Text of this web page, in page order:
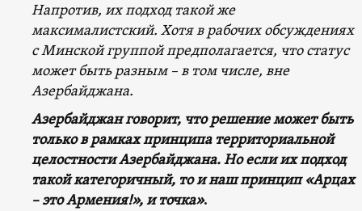
Напротив, их подход такой же
максималистский. Хотя в рабочих обсуждениях
с Минской группой предполагается, что статус
может быть разным – в том числе, вне
Азербайджана.
Азербайджан говорит, что решение может быть
только в рамках принципа территориальной
целостности Азербайджана. Но если их подход
такой категоричный, то и наш принцип «Арцах
– это Армения!», и точка».